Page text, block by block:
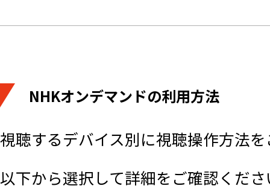
NHKオンデマンドの利用方法
視聴するデバイス別に視聴操作方法
以下から選択して詳細をご確認くだ